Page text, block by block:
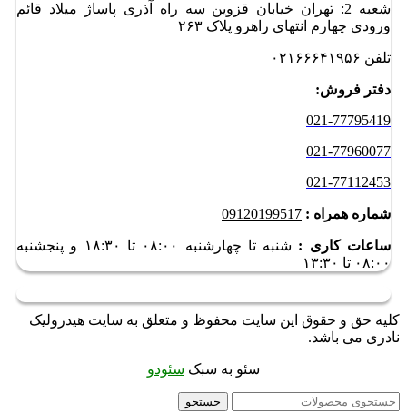
شعبه 2: تهران خیابان قزوین سه راه آذری پاساژ میلاد قائم
ورودی چهارم انتهای راهرو پلاک ۲۶۳
تلفن ۰۲۱۶۶۶۴۱۹۵۶
دفتر فروش:
021-77795419
021-77960077
021-77112453
شماره همراه : 09120199517
ساعات کاری : شنبه تا چهارشنبه ۰۸:۰۰ تا ۱۸:۳۰ و
پنجشنبه
۰۸:۰۰ تا ۱۳:۳۰
کلیه حق و حقوق این سایت محفوظ و متعلق به سایت هیدرولیک
نادری می باشد.
سئو به سبک سئودو
جستجو